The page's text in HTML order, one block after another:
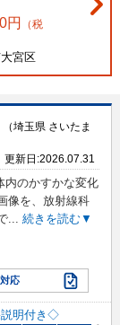
円
（税
宮区
（埼玉県 さいたま
更新日:2026.07.31
内のかすかな変化
像を、放射線科
... 続きを読む▼
応
説明付き◇